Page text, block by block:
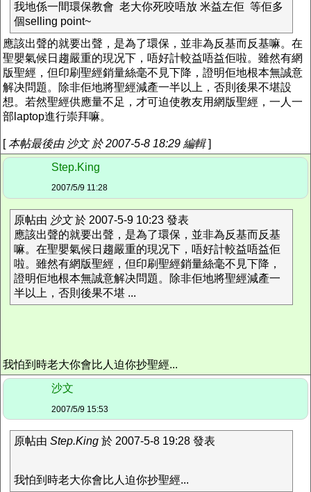
我地係一間環保教會 老大你死咬唔放 米益左佢 等佢多
個selling point~
應該出聲的就要出聲，是為了環保，並非為反基而反基嘛。在
聖嬰氣候日趨嚴重的現况下，唔好計較益唔益佢啦。雖然有網
版聖經，但印刷聖經銷量絲毫不見下降，證明佢地根本無誠意
解决問題。除非佢地將聖經減產一半以上，否則後果不堪設
想。若然聖經供應量不足，才可迫使教友用網版聖經，一人一
部laptop進行崇拜嘛。
[本帖最後由 沙文 於 2007-5-8 18:29 編輯]
Step.King
2007/5/9 11:28
原帖由 沙文於 2007-5-9 10:23 發表
應該出聲的就要出聲，是為了環保，並非為反基而反基
嘛。在聖嬰氣候日趨嚴重的現况下，唔好計較益唔益佢
啦。雖然有網版聖經，但印刷聖經銷量絲毫不見下降，
證明佢地根本無誠意解决問題。除非佢地將聖經減產一
半以上，否則後果不堪 ...
我怕到時老大你會比人迫你抄聖經...
沙文
2007/5/9 15:53
原帖由 Step.King 於 2007-5-8 19:28 發表
我怕到時老大你會比人迫你抄聖經...